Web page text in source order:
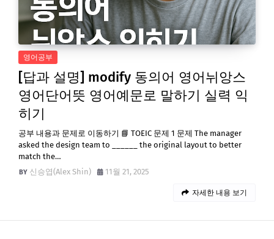
영어공부
[답과 설명] modify 동의어 영어뉘앙스
영어단어뜻 영어예문로 말하기 실력 익
히기
공부 내용과 문제로 이동하기 📘 TOEIC 문제 1 문제 The manager
asked the design team to ______ the original layout to better
match the…
신승엽(Alex Shin)
11월 21, 2025
자세한 내용 보기